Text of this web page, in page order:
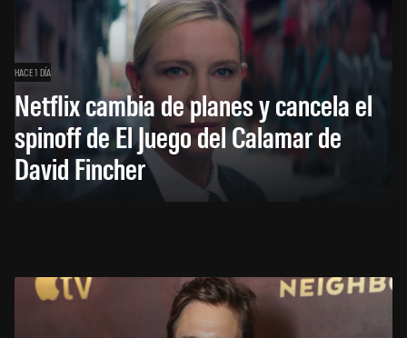
HACE 1 DÍA
Netflix cambia de planes y cancela el
spinoff de El Juego del Calamar de
David Fincher